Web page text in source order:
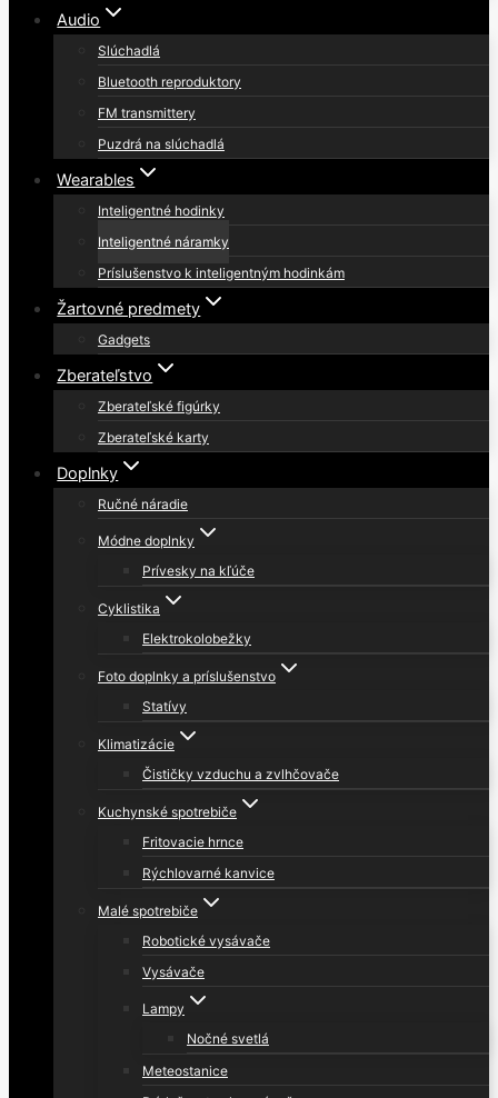
Audio
Slúchadlá
Bluetooth reproduktory
FM transmittery
Puzdrá na slúchadlá
Wearables
Inteligentné hodinky
Inteligentné náramky
Príslušenstvo k inteligentným hodinkám
Žartovné predmety
Gadgets
Zberateľstvo
Zberateľské figúrky
Zberateľské karty
Doplnky
Ručné náradie
Módne doplnky
Prívesky na kľúče
Cyklistika
Elektrokolobežky
Foto doplnky a príslušenstvo
Statívy
Klimatizácie
Čističky vzduchu a zvlhčovače
Kuchynské spotrebiče
Fritovacie hrnce
Rýchlovarné kanvice
Malé spotrebiče
Robotické vysávače
Vysávače
Lampy
Nočné svetlá
Meteostanice